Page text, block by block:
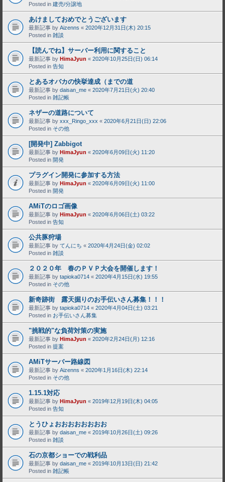
Posted in 建売/分譲地
あけましておめでとうございます
最新記事 by Aizenns « 2020年12月31日(木) 20:15
Posted in 雑談
【読んでね】サーバー利用に関すること
最新記事 by HimaJyun « 2020年10月25日(日) 06:14
Posted in 告知
とあるオバカの快挙達成（までの道
最新記事 by daisan_me « 2020年7月21日(火) 20:40
Posted in 雑記帳
ネザーの道路について
最新記事 by xxx_Ringo_xxx « 2020年6月21日(日) 22:06
Posted in その他
[開発中] Zabbigot
最新記事 by HimaJyun « 2020年6月09日(火) 11:20
Posted in 開発
プラグイン開発に参加する方法
最新記事 by HimaJyun « 2020年6月09日(火) 11:00
Posted in 開発
AMiTのロゴ画像
最新記事 by HimaJyun « 2020年6月06日(土) 03:22
Posted in 告知
公共豚狩場
最新記事 by てんにち « 2020年4月24日(金) 02:02
Posted in 雑談
２０２０年 春のＰＶＰ大会を開催します！
最新記事 by tapioka0714 « 2020年4月15日(水) 19:55
Posted in その他
新奇跡街 露天掘りのお手伝いさん募集！！！
最新記事 by tapioka0714 « 2020年4月04日(土) 03:21
Posted in お手伝いさん募集
"挑戦的"な負荷対策の実施
最新記事 by HimaJyun « 2020年2月24日(月) 12:16
Posted in 提案
AMiTサーバー路線図
最新記事 by Aizenns « 2020年1月16日(木) 22:14
Posted in その他
1.15.1対応
最新記事 by HimaJyun « 2019年12月19日(木) 04:05
Posted in 告知
とうひょおおおおおおおお
最新記事 by daisan_me « 2019年10月26日(土) 09:26
Posted in 雑談
石の京都ショーでの戦利品
最新記事 by daisan_me « 2019年10月13日(日) 21:42
Posted in 雑記帳